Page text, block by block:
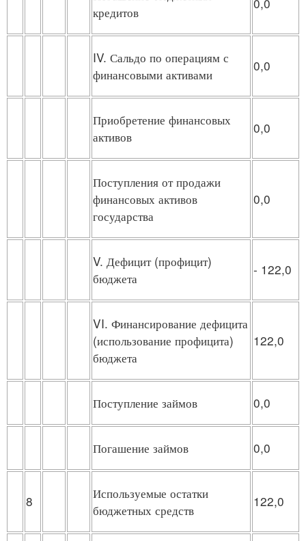
кредитов
IV. Сальдо по операциям с
финансовыми активами
0,0
Приобретение финансовых
активов
0,0
Поступления от продажи
финансовых активов
государства
0,0
V. Дефицит (профицит)
бюджета
- 122,0
VI. Финансирование дефицита
(использование профицита)
бюджета
122,0
Поступление займов 0,0
Погашение займов 0,0
8
Используемые остатки
бюджетных средств
122,0